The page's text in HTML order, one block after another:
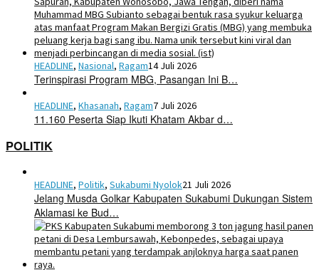
HEADLINE, Nasional, Ragam14 Juli 2026
Terinspirasi Program MBG, Pasangan Ini B…
HEADLINE, Khasanah, Ragam7 Juli 2026
11.160 Peserta Siap Ikuti Khatam Akbar d…
POLITIK
HEADLINE, Politik, Sukabumi Nyolok21 Juli 2026
Jelang Musda Golkar Kabupaten Sukabumi Dukungan Sistem
Aklamasi ke Bud…